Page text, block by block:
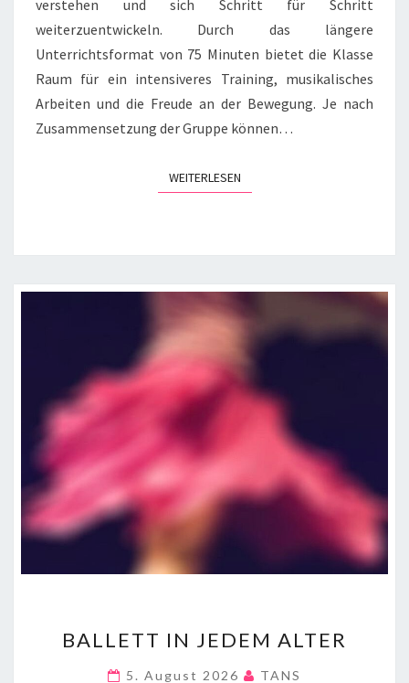
verstehen und sich Schritt für Schritt
weiterzuentwickeln. Durch das längere
Unterrichtsformat von 75 Minuten bietet die Klasse
Raum für ein intensiveres Training, musikalisches
Arbeiten und die Freude an der Bewegung. Je nach
Zusammensetzung der Gruppe können…
WEITERLESENWEITERLESEN
IN
JEDEM
BALLETT IN JEDEM ALTER
5. August 2026 TANS